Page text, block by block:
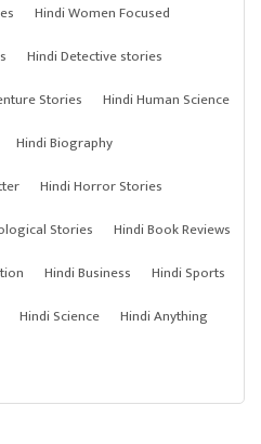
Hindi Women Focused
Hindi Detective stories
Stories
Hindi Human Science
Hindi Biography
Hindi Horror Stories
Stories
Hindi Book Reviews
Hindi Business
Hindi Sports
Hindi Science
Hindi Anything